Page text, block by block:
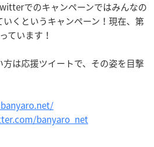
でのキャンペーンではみんなの
くというキャンペーン！現在、第
ています！
は応援ツイートで、その姿を目撃
banyaro_net